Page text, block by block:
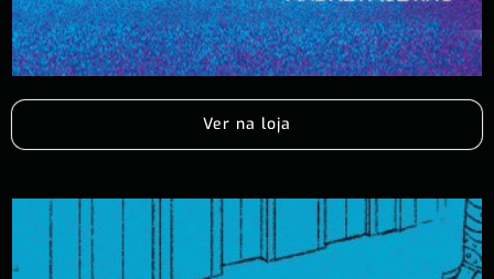
Ver na loja